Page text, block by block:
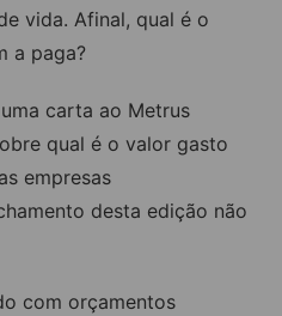
vida. Afinal, qual é o
a paga?
carta ao Metrus
qual é o valor gasto
empresas
desta edição não
com orçamentos